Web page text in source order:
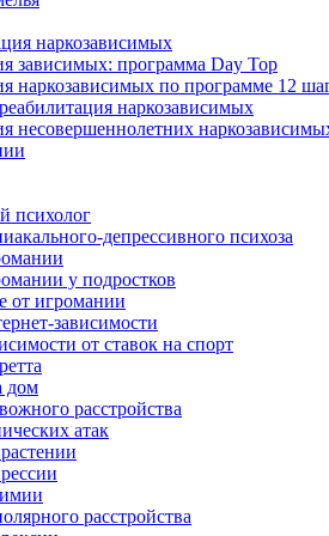
наркозависимых
зависимых: программа Day Top
наркозависимых по программе 12
наркозависимых
несовершеннолетних
психолог
депрессивного психоза
у подростков
от игромании
зависимости
от ставок на спорт
дом
расстройства
атак
расстройства